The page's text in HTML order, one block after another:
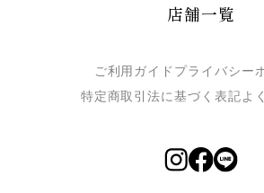
店舗一覧
ご利用ガイド プライバシー
特定商取引法に基づく表記よ